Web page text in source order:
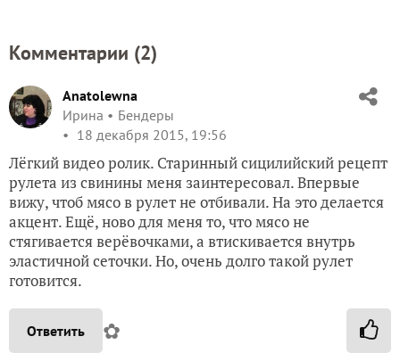
Комментарии (2)
Anatolewna
Ирина
Бендеры
18 декабря 2015, 19:56
Лёгкий видео ролик. Старинный сицилийский рецепт
рулета из свинины меня заинтересовал. Впервые
вижу, чтоб мясо в рулет не отбивали. На это делается
акцент. Ещё, ново для меня то, что мясо не
стягивается верёвочками, а втискивается внутрь
эластичной сеточки. Но, очень долго такой рулет
готовится.
Ответить ✿